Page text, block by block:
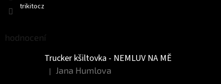
trikitocz
hodnocení
Trucker kšiltovka - NEMLUV NA MĚ
Hodnocení produktu je 5 z 5 hvězdiček.
| Jana Humlova